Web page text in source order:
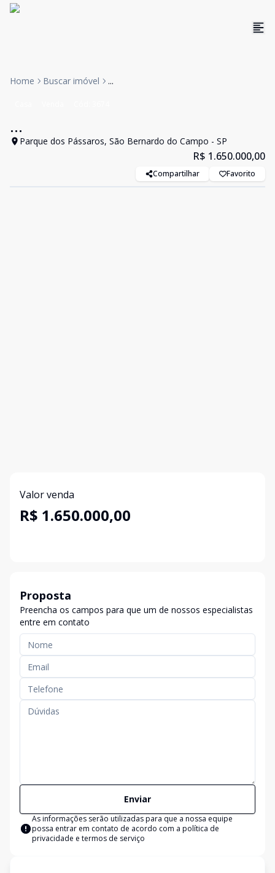
Home Buscar imóvel ...
...
Parque dos Pássaros, São Bernardo do Campo - SP
R$ 1.650.000,00
Compartilhar Favorito
Valor venda
R$ 1.650.000,00
Proposta
Preencha os campos para que um de nossos especialistas
entre em contato
Enviar
As informações serão utilizadas para que a nossa equipe
possa entrar em contato de acordo com a política de
privacidade e termos de serviço